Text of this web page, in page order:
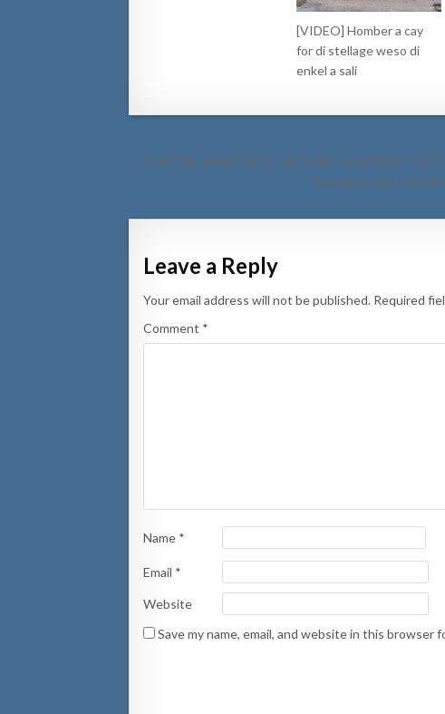
[VIDEO] Homber a cay
for di stellage weso di
enkel a sali
Post
← “CAPTAIN MAGDA” A HACI MAGIA ATROBE PA
Security a wak 2
Leave a Reply
Your email address will not be published. Required
Comment *
Name *
Email *
Website
Save my name, email, and website in this